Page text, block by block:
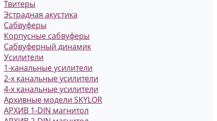
Твитеры
Эстрадная акустика
Сабвуферы
Корпусные сабвуферы
Сабвуферный динамик
Усилители
1-канальные усилители
2-х канальные усилители
4-х канальные усилители
Архивные модели SKYLOR
АРХИВ 1-DIN магнитол